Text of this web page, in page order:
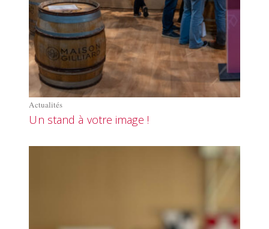
Actualités
Un stand à votre image !